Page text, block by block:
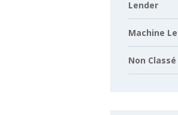
Lender
Machine
Non Classé